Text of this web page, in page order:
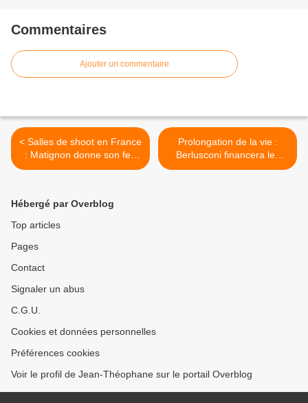
Commentaires
Ajouter un commentaire
< Salles de shoot en France
: Matignon donne son feu
vert pour une salle de
Prolongation de la vie :
Berlusconi financera les
recherches >
Hébergé par Overblog
Top articles
Pages
Contact
Signaler un abus
C.G.U.
Cookies et données personnelles
Préférences cookies
Voir le profil de Jean-Théophane sur le portail Overblog